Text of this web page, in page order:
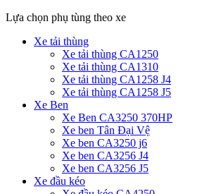
Lựa chọn phụ tùng theo xe
Xe tải thùng
Xe tải thùng CA1250
Xe tải thùng CA1310
Xe tải thùng CA1258 J4
Xe tải thùng CA1258 J5
Xe Ben
Xe Ben CA3250 370HP
Xe ben Tân Đại Vệ
Xe ben CA3250 j6
Xe ben CA3256 J4
Xe ben CA3256 J5
Xe đầu kéo